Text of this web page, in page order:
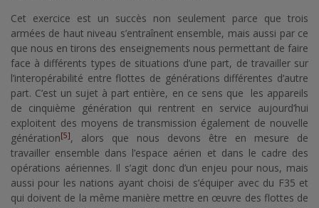
Cet exercice est un succès non seulement parce que trois
armées de haut niveau s’entraînent ensemble, mais aussi par ce
que nous en tirons des enseignements nous permettant de faire
face à différents types de situations d’une part, de travailler sur
l’interopérabilité entre flottes de générations différentes d’autre
part. C’est un sujet à part entière, en ce sens que les appareils
de cinquième génération qui rentrent en service aujourd’hui
exploitent des moyens de transmission également de nouvelle
génération[5], alors que nous devons être en mesure de
travailler ensemble dans l’espace aérien et dans le cadre des
opérations aériennes. Il s’agit donc d’un enjeu pour nous, mais
aussi pour les nations ayant choisi de s’équiper avec du F35 et
qui doivent de la même manière mettre en œuvre des flottes de